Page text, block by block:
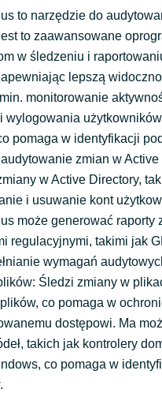
to narzędzie do
to zaawansowane
w śledzeniu i
lepszą
monitorowanie
wylogowania
pomaga w identyfikacji
zmian w
w Active Directory,
i usuwanie kont
może generować raporty
regulacyjnymi, takimi jak
wymagań
Śledzi zmiany w
co pomaga w
dostępowi. Ma
takich jak kontrolery
co pomaga w